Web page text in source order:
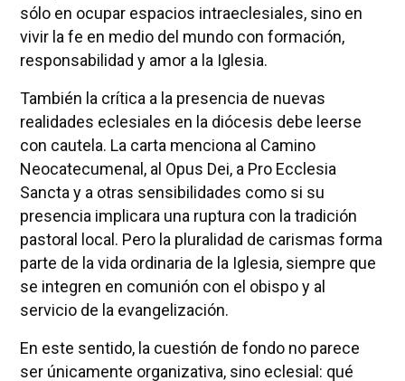
sólo en ocupar espacios intraeclesiales, sino en
vivir la fe en medio del mundo con formación,
responsabilidad y amor a la Iglesia.
También la crítica a la presencia de nuevas
realidades eclesiales en la diócesis debe leerse
con cautela. La carta menciona al Camino
Neocatecumenal, al Opus Dei, a Pro Ecclesia
Sancta y a otras sensibilidades como si su
presencia implicara una ruptura con la tradición
pastoral local. Pero la pluralidad de carismas forma
parte de la vida ordinaria de la Iglesia, siempre que
se integren en comunión con el obispo y al
servicio de la evangelización.
En este sentido, la cuestión de fondo no parece
ser únicamente organizativa, sino eclesial: qué